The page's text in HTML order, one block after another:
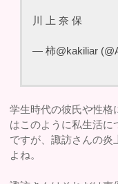
川 上 奈 保
— 柿@kakiliar
学生時代の彼氏や性格
はこのように私生活に
ですが、諏訪さんの炎
よね。